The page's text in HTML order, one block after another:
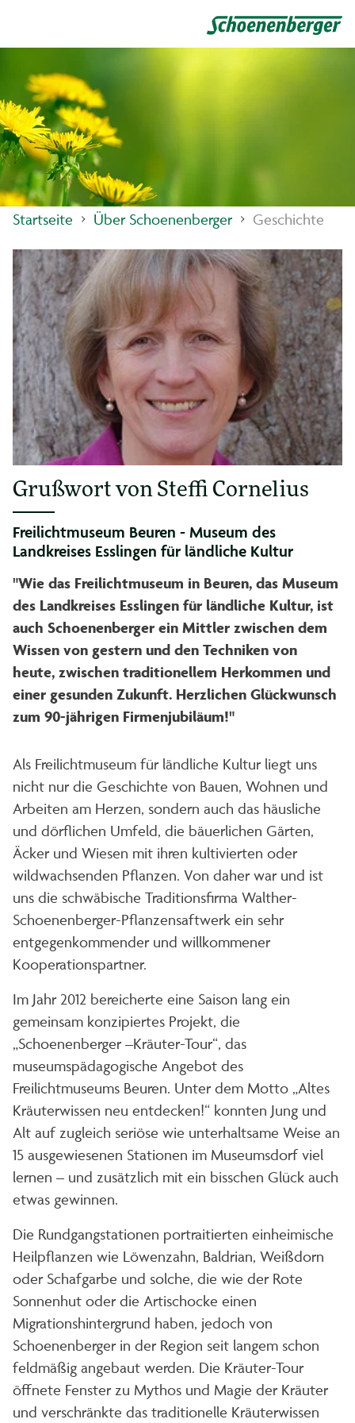
Startseite Über Schoenenberger Geschichte
Grußwort von Steffi Cornelius
Freilichtmuseum Beuren - Museum des
Landkreises Esslingen für ländliche Kultur
"Wie das Freilichtmuseum in Beuren, das Museum
des Landkreises Esslingen für ländliche Kultur, ist
auch Schoenenberger ein Mittler zwischen dem
Wissen von gestern und den Techniken von
heute, zwischen traditionellem Herkommen und
einer gesunden Zukunft. Herzlichen Glückwunsch
zum 90-jährigen Firmenjubiläum!"
Als Freilichtmuseum für ländliche Kultur liegt uns
nicht nur die Geschichte von Bauen, Wohnen und
Arbeiten am Herzen, sondern auch das häusliche
und dörflichen Umfeld, die bäuerlichen Gärten,
Äcker und Wiesen mit ihren kultivierten oder
wildwachsenden Pflanzen. Von daher war und ist
uns die schwäbische Traditionsfirma Walther-
Schoenenberger-Pflanzensaftwerk ein sehr
entgegenkommender und willkommener
Kooperationspartner.
Im Jahr 2012 bereicherte eine Saison lang ein
gemeinsam konzipiertes Projekt, die
„Schoenenberger –Kräuter-Tour“, das
museumspädagogische Angebot des
Freilichtmuseums Beuren. Unter dem Motto „Altes
Kräuterwissen neu entdecken!“ konnten Jung und
Alt auf zugleich seriöse wie unterhaltsame Weise an
15 ausgewiesenen Stationen im Museumsdorf viel
lernen – und zusätzlich mit ein bisschen Glück auch
etwas gewinnen.
Die Rundgangstationen portraitierten einheimische
Heilpflanzen wie Löwenzahn, Baldrian, Weißdorn
oder Schafgarbe und solche, die wie der Rote
Sonnenhut oder die Artischocke einen
Migrationshintergrund haben, jedoch von
Schoenenberger in der Region seit langem schon
feldmäßig angebaut werden. Die Kräuter-Tour
öffnete Fenster zu Mythos und Magie der Kräuter
und verschränkte das traditionelle Kräuterwissen